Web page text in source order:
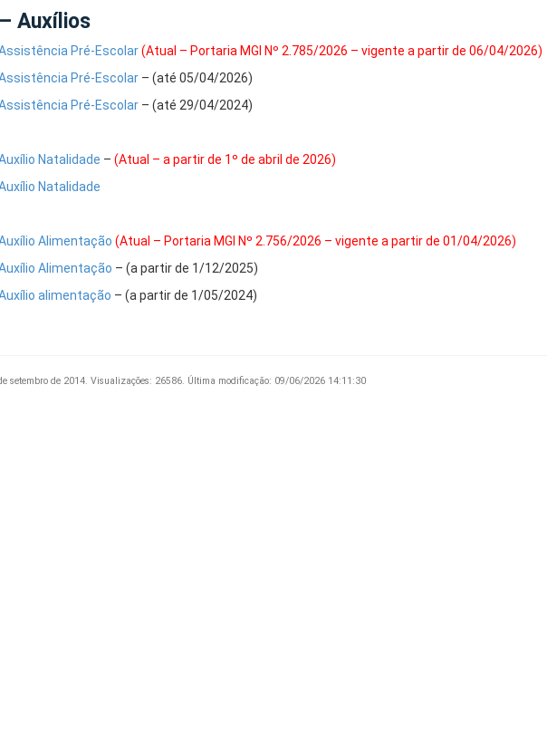
– Auxílios
Pré-Escolar (Atual – Portaria MGI Nº 2.785/2026 – vigente a partir de 06/04/2026)
Pré-Escolar– (até 05/04/2026)
Pré-Escolar– (até 29/04/2024)
Natalidade – (Atual – a partir de 1º de abril de 2026)
Natalidade
Alimentação (Atual – Portaria MGI Nº 2.756/2026 – vigente a partir de 01/04/2026)
Alimentação – (a partir de 1/12/2025)
alimentação – (a partir de 1/05/2024)
setembro de 2014. Visualizações: 26586. Última modificação: 09/06/2026 14:11:30